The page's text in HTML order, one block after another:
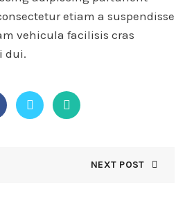
etiam a suspendisse
vehicula facilisis cras
dui.
NEXT POST